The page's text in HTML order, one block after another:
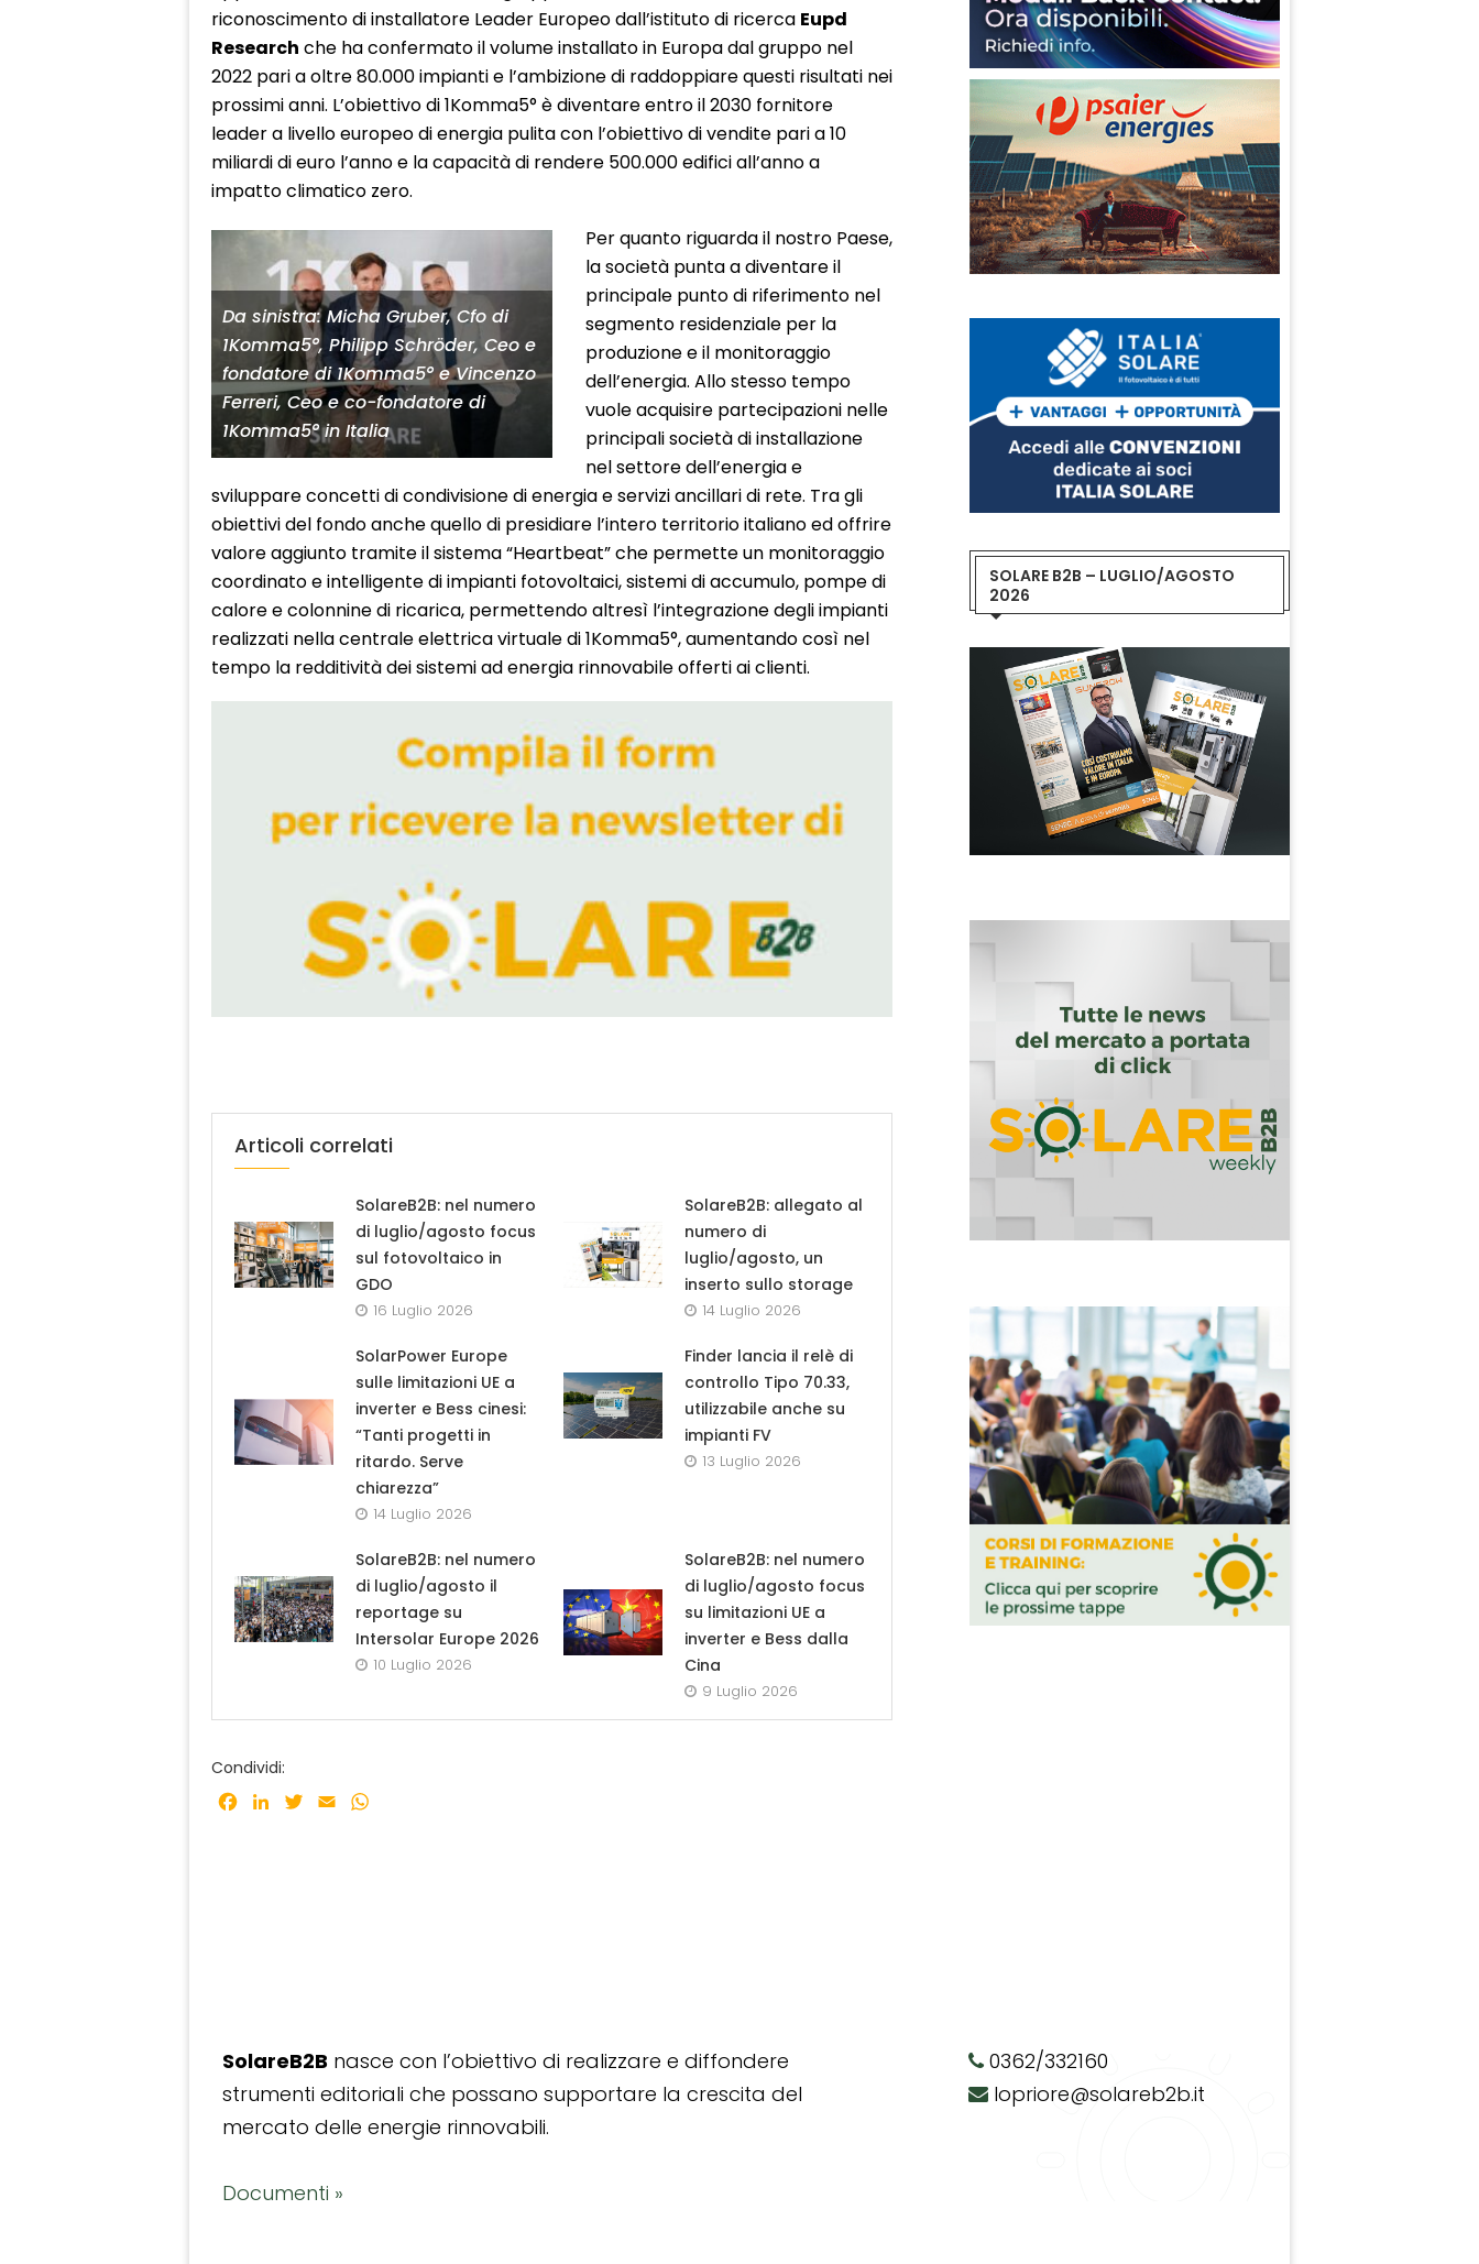
riconoscimento di installatore Leader Europeo dall’istituto di ricerca Eupd
Research che ha confermato il volume installato in Europa dal gruppo nel
2022 pari a oltre 80.000 impianti e l’ambizione di raddoppiare questi risultati nei
prossimi anni. L’obiettivo di 1Komma5° è diventare entro il 2030 fornitore
leader a livello europeo di energia pulita con l’obiettivo di vendite pari a 10
miliardi di euro l’anno e la capacità di rendere 500.000 edifici all’anno a
impatto climatico zero.
Da sinistra: Micha Gruber, Cfo di
1Komma5°, Philipp Schröder, Ceo e
fondatore di 1Komma5° e Vincenzo
Ferreri, Ceo e co-fondatore di
1Komma5° in Italia
Per quanto riguarda il nostro Paese,
la società punta a diventare il
principale punto di riferimento nel
segmento residenziale per la
produzione e il monitoraggio
dell’energia. Allo stesso tempo
vuole acquisire partecipazioni nelle
principali società di installazione
nel settore dell’energia e
sviluppare concetti di condivisione di energia e servizi ancillari di rete. Tra gli
obiettivi del fondo anche quello di presidiare l’intero territorio italiano ed offrire
valore aggiunto tramite il sistema “Heartbeat” che permette un monitoraggio
coordinato e intelligente di impianti fotovoltaici, sistemi di accumulo, pompe di
calore e colonnine di ricarica, permettendo altresì l’integrazione degli impianti
realizzati nella centrale elettrica virtuale di 1Komma5°, aumentando così nel
tempo la redditività dei sistemi ad energia rinnovabile offerti ai clienti.
Articoli correlati
SolareB2B: nel numero
di luglio/agosto focus
sul fotovoltaico in
GDO
16 Luglio 2026
SolareB2B: allegato al
numero di
luglio/agosto, un
inserto sullo storage
14 Luglio 2026
SolarPower Europe
sulle limitazioni UE a
inverter e Bess cinesi:
“Tanti progetti in
ritardo. Serve
chiarezza”
14 Luglio 2026
Finder lancia il relè di
controllo Tipo 70.33,
utilizzabile anche su
impianti FV
13 Luglio 2026
SolareB2B: nel numero
di luglio/agosto il
reportage su
Intersolar Europe 2026
10 Luglio 2026
SolareB2B: nel numero
di luglio/agosto focus
su limitazioni UE a
inverter e Bess dalla
Cina
9 Luglio 2026
Condividi:
Facebook
LinkedInTwitter
Email
SOLARE B2B – LUGLIO/AGOSTO
2026
SolareB2B nasce con l’obiettivo di realizzare e diffondere
strumenti editoriali che possano supportare la crescita del
mercato delle energie rinnovabili.
Documenti »
0362/332160
lopriore@solareb2b.it